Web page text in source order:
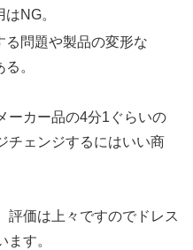
NG。
る問題や製品の変形な
。
ーカー品の4分1ぐらいの
チェンジするにはいい商
評価は上々ですのでドレス
す。